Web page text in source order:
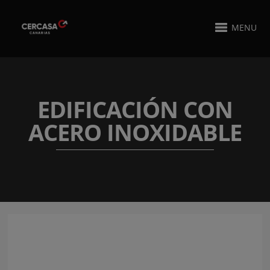
MENU
EDIFICACIÓN CON
ACERO INOXIDABLE